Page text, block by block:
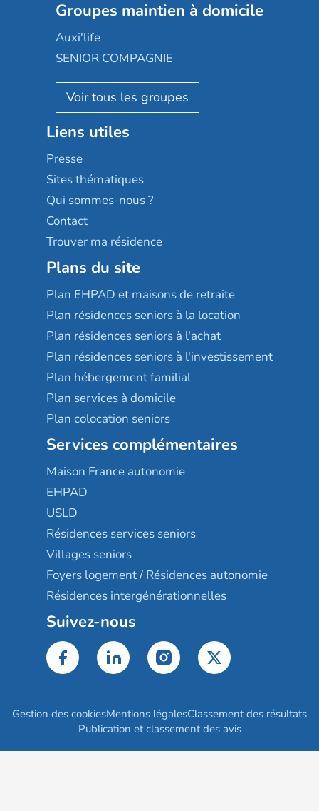
Les jardins d'Arcadie
Occitalia
Appartseniors
Reseda
Stella management
Les villages d'or
Sérénys
Résidences services Villa Médicis
Groupe SOS
Le Noble Âge
Almage
Résidalya
Groupe aplus
Groupes maintien à domicile
Auxi'life
SENIOR COMPAGNIE
AGE D'OR Services
Liens utiles
Presse
Sites thématiques
Qui sommes-nous ?
Contact
Trouver ma résidence
Plans du site
Plan EHPAD et maisons de retraite
Plan résidences seniors à la location
Plan résidences seniors à l'achat
Plan résidences seniors à l'investissement
Plan hébergement familial
Plan services à domicile
Plan colocation seniors
Services complémentaires
Maison France autonomie
EHPAD
USLD
Résidences services seniors
Villages seniors
Foyers logement / Résidences autonomie
Résidences intergénérationnelles
Suivez-nous
Gestion des cookiesMentions légalesClassement des résultats
Publication et classement des avis